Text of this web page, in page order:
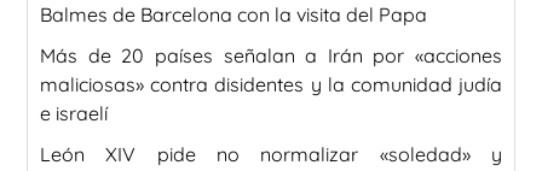
Balmes de Barcelona con la visita del Papa
Más de 20 países señalan a Irán por «acciones
maliciosas» contra disidentes y la comunidad judía
e israelí
León XIV pide no normalizar «soledad» y